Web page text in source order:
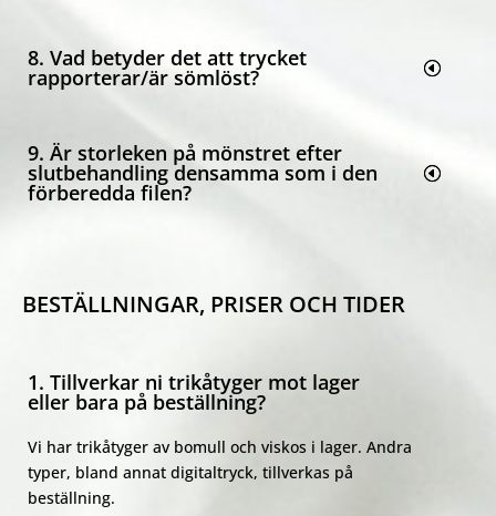
8. Vad betyder det att trycket
rapporterar/är sömlöst?
9. Är storleken på mönstret efter
slutbehandling densamma som i den
förberedda filen?
BESTÄLLNINGAR, PRISER OCH TIDER
1. Tillverkar ni trikåtyger mot lager
eller bara på beställning?
Vi har trikåtyger av bomull och viskos i lager. Andra
typer, bland annat digitaltryck, tillverkas på
beställning.